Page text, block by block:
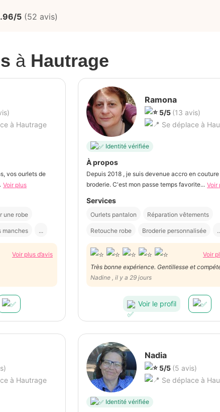
5 (52 avis)
à Hautrage
à Hautrage
vos ourlets de
Voir plus
une robe
manches ...
Voir plus d’avis
Ramona
5/5 (13 avis)
Se déplace à
Identité vérifiée
À propos
Depuis 2018 , je suis devenue accro en
broderie. C'est mon passe temps favorite... Voir
Services
Ourlets pantalon Réparation vêtements
Retouche robe Broderie personnalisée
Voir
Très bonne expérience. Gentillesse et
Nadine , il y a 29 jours
Voir le profil
à Hautrage
Nadia
5/5 (5 avis)
Se déplace à
Identité vérifiée